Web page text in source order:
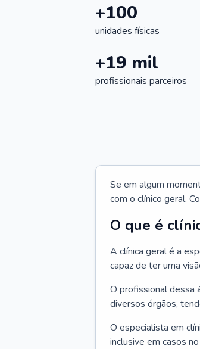
+100
unidades físicas
+19 mil
profissionais parceiros
Se em algum
com o clínico geral.
O que é
A clínica geral é a
capaz de ter uma
O profissional dessa
diversos órgãos,
O especialista em
inclusive em casos